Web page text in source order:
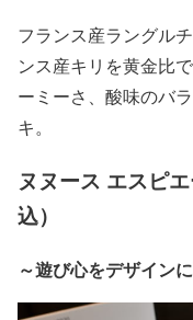
フランス産ラングル
ンス産キリを黄金比
ーミーさ、酸味のバ
キ。
ヌヌース エスピ
込）
～遊び心をデザイン